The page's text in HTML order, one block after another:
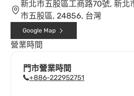
新北市五股區工商路70號, 新北
市五股區, 24856, 台灣
Google Map
營業時間
門市營業時間
+886-222952751